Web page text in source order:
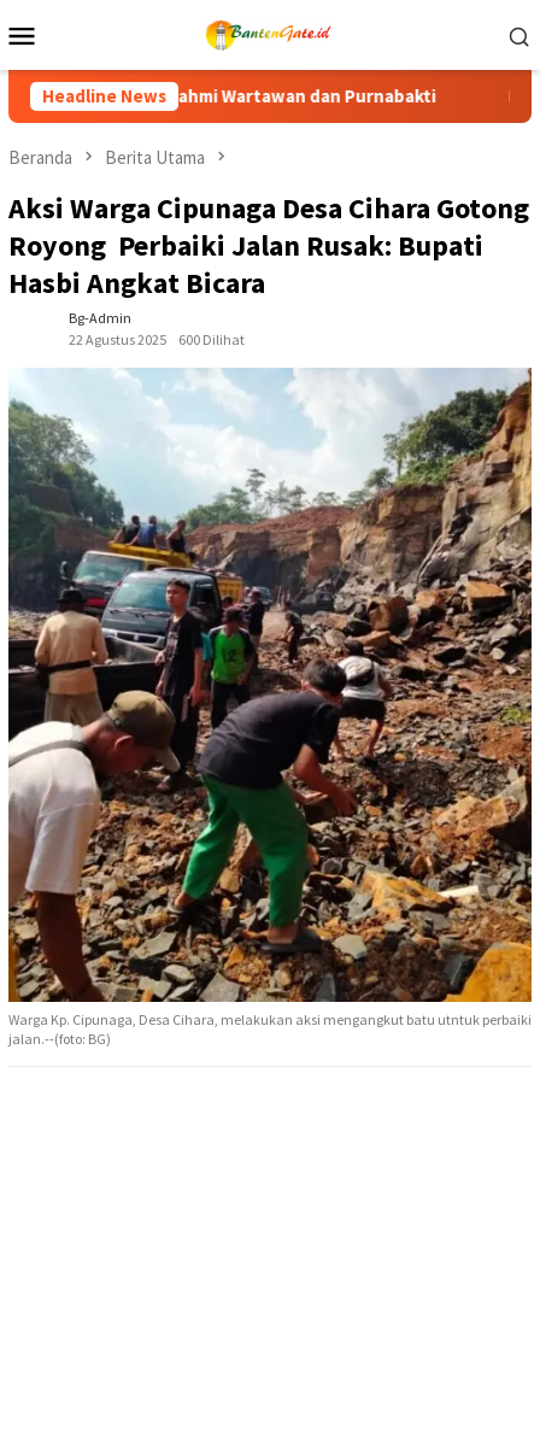
ke
Mobile
Headline NewsRatusan Purna Bhakti dan Warga Siap
Beranda Berita Utama
Aksi Warga Cipunaga Desa Cihara Gotong
Royong Perbaiki Jalan Rusak: Bupati
Hasbi Angkat Bicara
Bg-Admin
22 Agustus 2025
600 Dilihat
Warga Kp. Cipunaga, Desa Cihara, melakukan aksi mengangkut batu utntuk perbaiki
jalan.--(foto: BG)